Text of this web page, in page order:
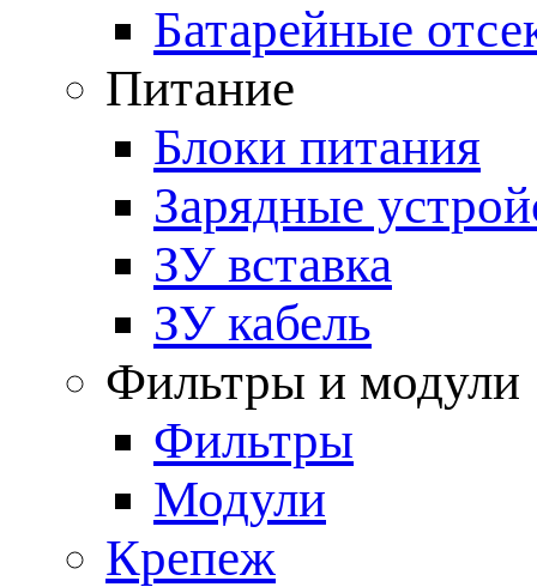
Батарейные
Питание
Блоки питания
Зарядные
ЗУ вставка
ЗУ кабель
Фильтры и модули
Фильтры
Модули
Крепеж